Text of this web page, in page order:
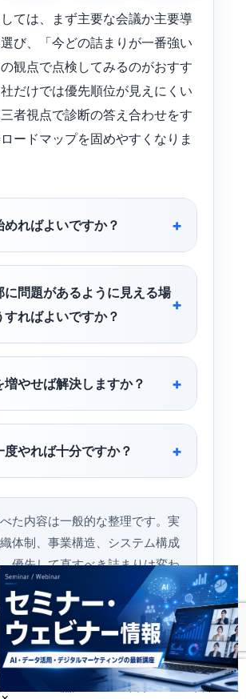
ては、まず主要な会議か主要導
び、「今どの詰まりが一番強い
観点で点検してみるのがおすす
だけでは優先順位が見えにくい
者視点で診断の答え合わせをす
ードマップを固めやすくなりま
めればよいですか？
に問題があるように見える場
すればよいですか？
増やせば解決しますか？
度やれば十分ですか？
た内容は一般的な整理です。実
体制、事業構造、システム構成
優先して直すべき詰まりは変わ
ずは小さな範囲で診断し、自社
順を見つけるのが進めやすいで
トップ サイドバー